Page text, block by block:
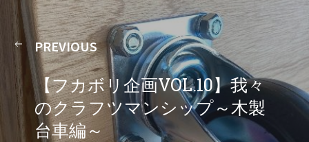
PREVIOUS
【フカボリ企画VOL.10】我々
のクラフツマンシップ～木製
台車編～